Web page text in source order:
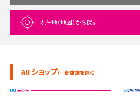
現在地（地図）から探す
au ショップ（一部店舗を除く）